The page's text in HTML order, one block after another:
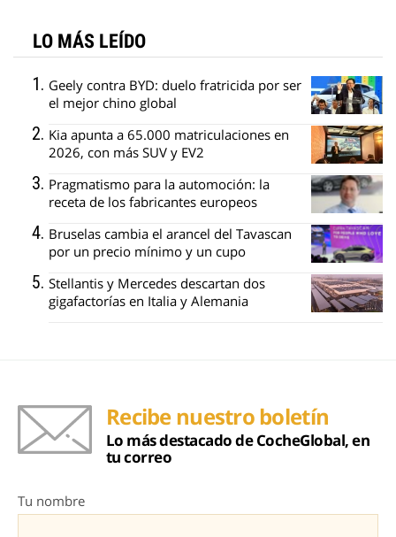
LO MÁS LEÍDO
Geely contra BYD: duelo fratricida por ser
el mejor chino global
Kia apunta a 65.000 matriculaciones en
2026, con más SUV y EV2
Pragmatismo para la automoción: la
receta de los fabricantes europeos
Bruselas cambia el arancel del Tavascan
por un precio mínimo y un cupo
Stellantis y Mercedes descartan dos
gigafactorías en Italia y Alemania
Recibe nuestro boletín
Lo más destacado de CocheGlobal, en
tu correo
Tu nombre